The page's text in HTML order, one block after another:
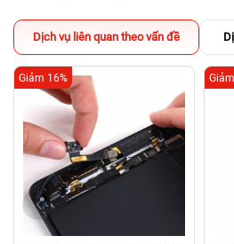
Dịch vụ liên quan theo vấn đề
Giảm 16%